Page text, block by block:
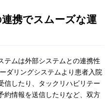
携でスムーズな運
テムは外部システムとの連携性
ダリングシステムより患者入院
信したり、タックリハビリテー
約情報を送信したりなど、双方